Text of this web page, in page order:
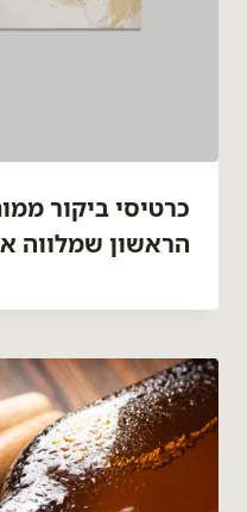
כרטיסי ביקור
הראשון שמלווה